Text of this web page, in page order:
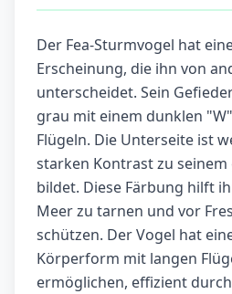
Der Fea-Sturmvogel hat
Erscheinung, die ihn von
unterscheidet. Sein
grau mit einem dunklen
Flügeln. Die Unterseite ist
starken Kontrast zu seinem
bildet. Diese Färbung hilft
Meer zu tarnen und vor
schützen. Der Vogel hat
Körperform mit langen
ermöglichen, effizient